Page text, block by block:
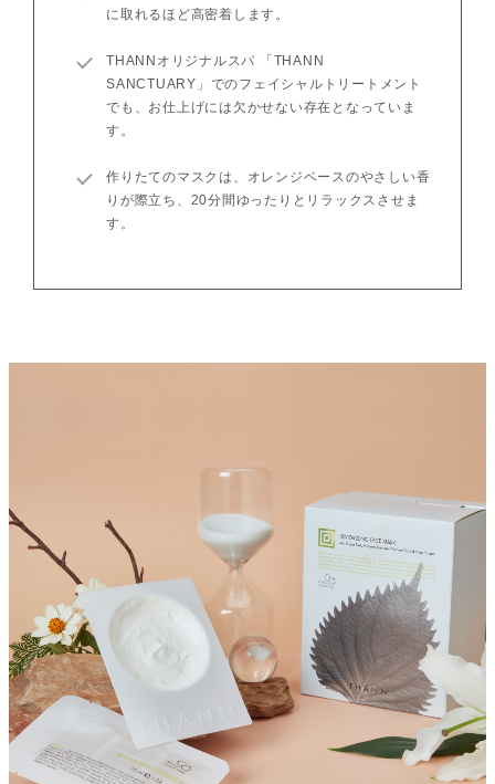
に取れるほど高密着します。
THANNオリジナルスパ 「THANN
SANCTUARY」でのフェイシャルトリートメント
でも、お仕上げには欠かせない存在となっていま
す。
作りたてのマスクは、オレンジベースのやさしい香
りが際立ち、20分間ゆったりとリラックスさせま
す。